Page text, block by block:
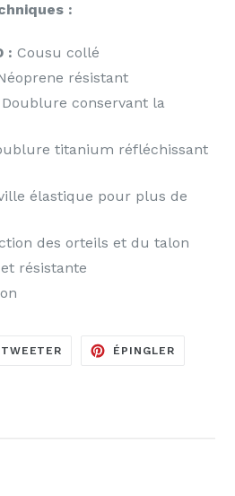
:
: Cousu collé
résistant
Doublure conservant la
titanium réfléchissant
élastique pour plus de
des orteils et du talon
résistante
TWEETER TWEETERÉPINGLER